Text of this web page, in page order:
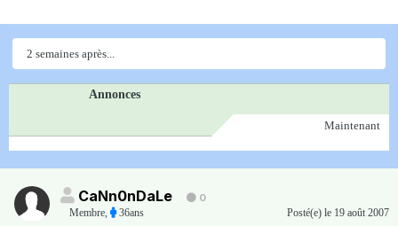
2 semaines après...
Annonces
Maintenant
CaNn0nDaLe
0
Membre, 36ans Posté(e) le 19 août 2007